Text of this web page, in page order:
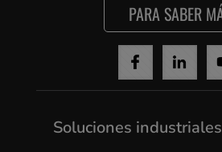
PARA SABER
Soluciones